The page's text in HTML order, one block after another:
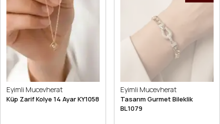
Eyimli Mucevherat
Küp Zarif Kolye 14 Ayar KY1058
Eyimli Mucevherat
Tasarım Gurmet Bileklik
BL1079